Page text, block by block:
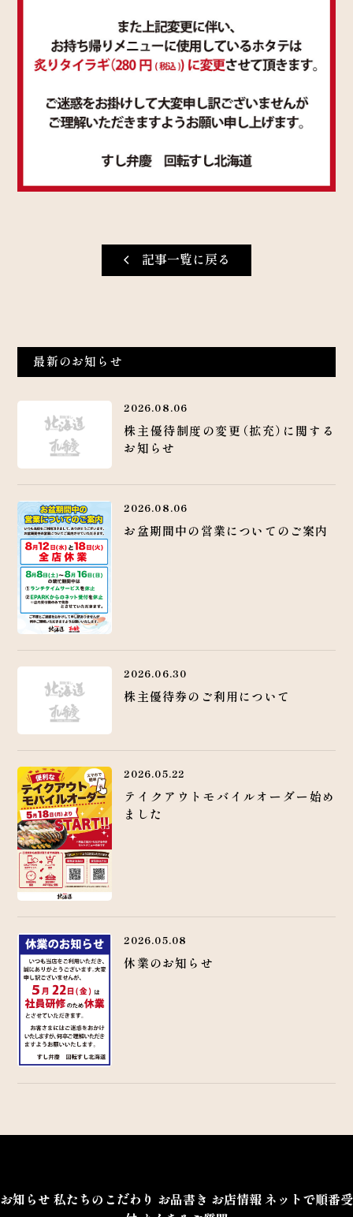
記事一覧に戻る
最新のお知らせ
2026.08.06
株主優待制度の変更（拡充）に関する
お知らせ
2026.08.06
お盆期間中の営業についてのご案内
2026.06.30
株主優待券のご利用について
2026.05.22
テイクアウトモバイルオーダー始め
ました
2026.05.08
休業のお知らせ
お知らせ 私たちのこだわり お品書き お店情報 ネットで順番受